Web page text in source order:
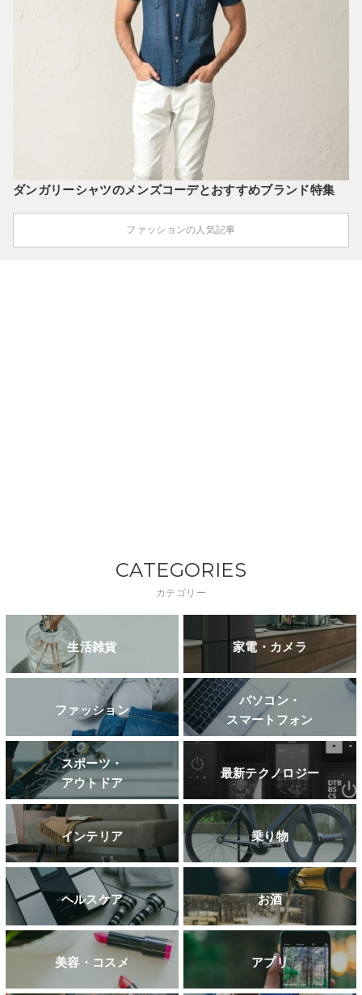
ダンガリーシャツのメンズコーデとおすすめブランド特集
ファッションの人気記事
CATEGORIES
カテゴリー
生活雑貨 家電・カメラ
ファッション
パソコン・
スマートフォン
スポーツ・
アウトドア
最新テクノロジー
インテリア 乗り物
ヘルスケア お酒
美容・コスメ アプリ